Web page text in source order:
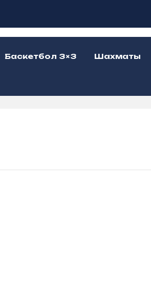
Баскетбол 3×3 Шахматы